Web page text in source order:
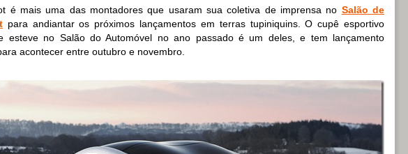
é mais uma das montadores que usaram sua coletiva de imprensa no Salão de
para andiantar os próximos lançamentos em terras tupiniquins. O cupê esportivo
esteve no Salão do Automóvel no ano passado é um deles, e tem lançamento
acontecer entre outubro e novembro.